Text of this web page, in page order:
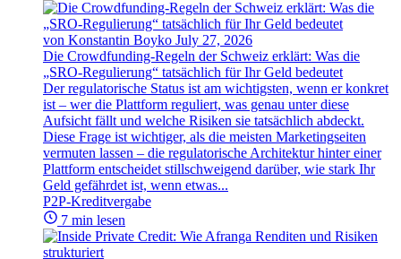
von Konstantin Boyko July 27, 2026
Die Crowdfunding-Regeln der Schweiz erklärt: Was die
„SRO-Regulierung“ tatsächlich für Ihr Geld bedeutet
Der regulatorische Status ist am wichtigsten, wenn er konkret
ist – wer die Plattform reguliert, was genau unter diese
Aufsicht fällt und welche Risiken sie tatsächlich abdeckt.
Diese Frage ist wichtiger, als die meisten Marketingseiten
vermuten lassen – die regulatorische Architektur hinter einer
Plattform entscheidet stillschweigend darüber, wie stark Ihr
Geld gefährdet ist, wenn etwas...
P2P-Kreditvergabe
7 min lesen